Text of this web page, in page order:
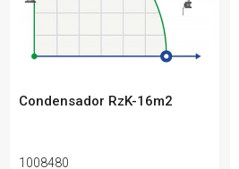
Condensador RzK-16m2
1008480